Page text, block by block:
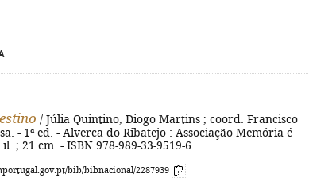
/ Júlia Quintino, Diogo Martins ; coord. Francisco
- 1ª ed. - Alverca do Ribatejo : Associação Memória é
; 21 cm. - ISBN 978-989-33-9519-6
bib/bibnacional/2287939